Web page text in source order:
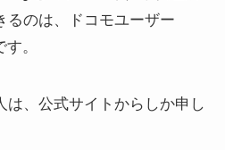
るのは、ドコモユーザー
。
は、公式サイトからしか申し